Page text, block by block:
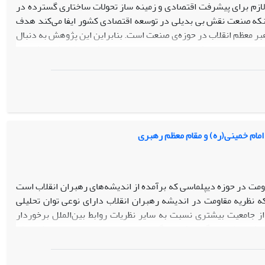
برای پیشرفت اقتصادی و زمینه ساز تحولات ساختاری گسترده در
صنعت نقش بی بدیلی در توسعه اقتصادی کشور ایفا می‌کند هدف
معظم انقلاب در حوزه‌ی صنعت است. بنابراین این پژوهش به دنبال
رهبری در بیاناتشان پیرامون صنعت برده و مشخص کند که بیشترین
موضوعاتی است. این پژوهش بر مبنای رویکرد کیفی و با استفاده
نیاز برای این پژوهش، با استفاده از جستجوی موضوعی کلید
بیانات رهبر معظم انقلاب استخراج و سپس به روش آمیخته (کیفی:
، «ارتباط صنعت و دانشگاه» و «حرکت به سمت استقلال صنعتی در
را به خود اختصاص داده‌اند.
خمینی(ره) و مقام معظم رهبری
در حوزه دیپلماسی که برآمده از اندیشه‌‌های رهبران انقلاب است
مقاومت در اندیشه رهبران انقلاب دارای نوعی توان تحلیلی
بیشتری نسبت به سایر نظریات روابط بین‌الملل برخوردار
تنظیم می‌‌گردد که جایگاه دیپلماسی مقاومت محور به مثابه یک
چگونه است؟. بر همین اساس هدف مقاله اثبات این فرضیه است که
انقلاب، در تمایز با سایر نظریات حوزه روابط بین‌الملل و